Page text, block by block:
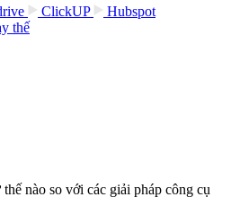
ClickUP
Hubspot
thế
nào so với các giải pháp công cụ